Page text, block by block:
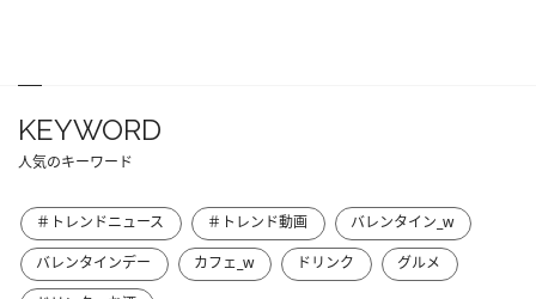
KEYWORD
人気のキーワード
＃トレンドニュース ＃トレンド動画
バレンタイン_w
バレンタインデー
カフェ_w ドリンク
グルメ